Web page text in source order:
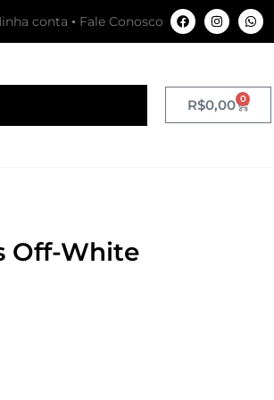
conta Fale Conosco
R$0,00 0
Off-White